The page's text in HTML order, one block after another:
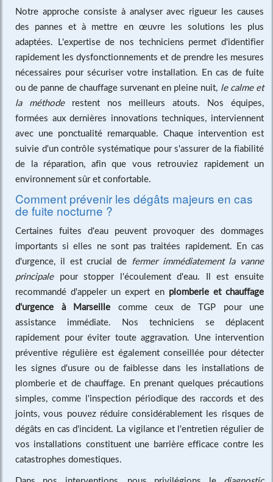
Notre approche consiste à analyser avec rigueur les causes
des pannes et à mettre en œuvre les solutions les plus
adaptées. L'expertise de nos techniciens permet d'identifier
rapidement les dysfonctionnements et de prendre les mesures
nécessaires pour sécuriser votre installation. En cas de fuite
ou de panne de chauffage survenant en pleine nuit, le calme et
la méthoderestent nos meilleurs atouts. Nos équipes,
formées aux dernières innovations techniques, interviennent
avec une ponctualité remarquable. Chaque intervention est
suivie d'un contrôle systématique pour s'assurer de la fiabilité
de la réparation, afin que vous retrouviez rapidement un
environnement sûr et confortable.
Comment prévenir les dégâts majeurs en cas
de fuite nocturne ?
Certaines fuites d'eau peuvent provoquer des dommages
importants si elles ne sont pas traitées rapidement. En cas
d'urgence, il est crucial de fermer immédiatement la vanne
principalepour stopper l'écoulement d'eau. Il est ensuite
recommandé d'appeler un expert en plomberie et chauffage
d'urgence à Marseille comme ceux de TGP pour une
assistance immédiate. Nos techniciens se déplacent
rapidement pour éviter toute aggravation. Une intervention
préventive régulière est également conseillée pour détecter
les signes d'usure ou de faiblesse dans les installations de
plomberie et de chauffage. En prenant quelques précautions
simples, comme l'inspection périodique des raccords et des
joints, vous pouvez réduire considérablement les risques de
dégâts en cas d'incident. La vigilance et l'entretien régulier de
vos installations constituent une barrière efficace contre les
catastrophes domestiques.